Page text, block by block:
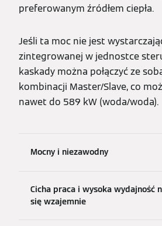
preferowanym źródłem ciepła.
Jeśli ta moc nie jest
zintegrowanej w jednostce
kaskady można połączyć ze
kombinacji Master/Slave, co
nawet do 589 kW (woda/woda).
Mocny i niezawodny
Cicha praca i wysoka wydajność
się wzajemnie